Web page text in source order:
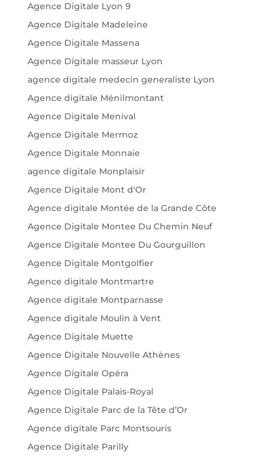
Agence Digitale Lyon 9
Agence Digitale Madeleine
Agence Digitale Massena
Agence Digitale masseur Lyon
agence digitale medecin generaliste Lyon
Agence digitale Ménilmontant
Agence Digitale Menival
Agence Digitale Mermoz
Agence Digitale Monnaie
agence digitale Monplaisir
Agence Digitale Mont d'Or
Agence digitale Montée de la Grande Côte
Agence Digitale Montee Du Chemin Neuf
Agence Digitale Montee Du Gourguillon
Agence Digitale Montgolfier
Agence digitale Montmartre
Agence digitale Montparnasse
Agence digitale Moulin à Vent
Agence Digitale Muette
Agence Digitale Nouvelle Athènes
Agence Digitale Opéra
Agence Digitale Palais-Royal
Agence Digitale Parc de la Tête d’Or
Agence digitale Parc Montsouris
Agence Digitale Parilly